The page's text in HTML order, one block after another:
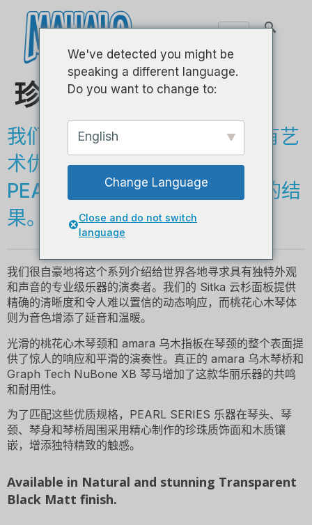
珍珠系列-男中音
我们的制琴大师致力于生产具有艺
术优势的精美手工乐器，而
PEARL SERIES 就是这种承诺的结
果。
我们很自豪地将这个系列介绍给世界各地寻求具有独特外观
和声音的专业级乐器的演奏者。我们的 Sitka 云杉面板提供
精确的清晰度和令人难以置信的动态响应，而桃花心木琴体
则为音色增添了延音和温暖。
光滑的桃花心木琴颈和 amara 乌木指板在琴颈的整个表面提
供了惊人的响应和平滑的演奏性。真正的 amara 乌木琴桥和
Graph Tech NuBone XB 琴马增加了这款华丽乐器的共鸣
和耐用性。
为了匹配这些优质规格，PEARL SERIES 乐器在琴头、琴
颈、琴身和琴桥周围采用精心制作的珍珠质饰面和木质镶
嵌，增添独特精致的触感。
Available in Natural and stunning Transparent
Black Matt finish.
We've detected you might be
speaking a different language.
Do you want to change to:
English
Change Language
Close and do not switch
language